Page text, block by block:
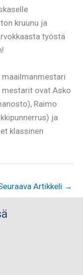
kruunu ja
työstä
maailmanmestari
mestarit ovat Asko
Raimo
ja
klassinen
Artikkeli →